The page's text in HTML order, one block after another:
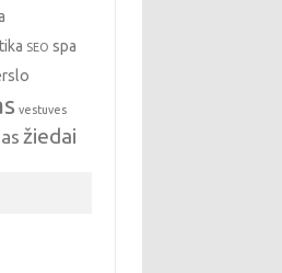
SEO spa
vestuves
žiedai